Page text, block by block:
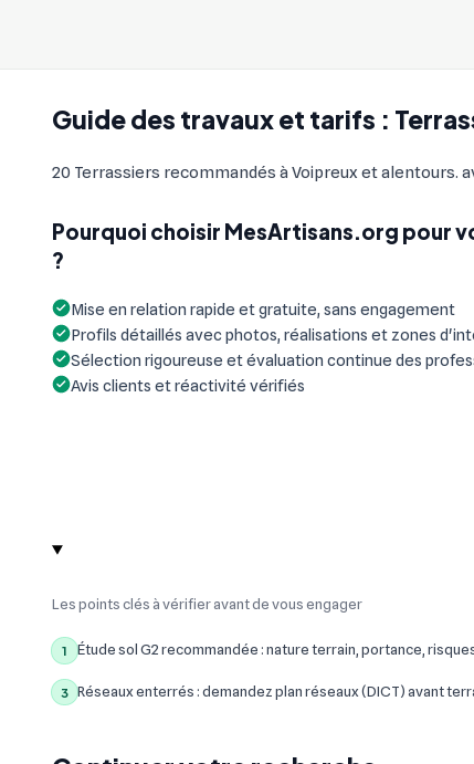
Guide des travaux et tarifs :
20 Terrassiers recommandés à Voipreux et alentours.
Pourquoi choisir MesArtisans.org pour
?
Mise en relation rapide et gratuite, sans engagement
Profils détaillés avec photos, réalisations et zones
Sélection rigoureuse et évaluation continue des
Avis clients et réactivité vérifiés
Les points clés à vérifier avant de vous engager
1 Étude sol G2 recommandée : nature terrain, portance,
3 Réseaux enterrés : demandez plan réseaux (DICT) avant